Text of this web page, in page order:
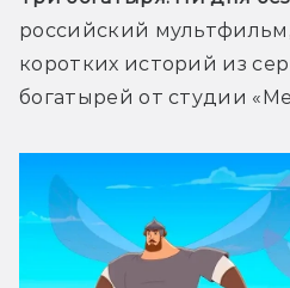
российский
коротких историй из
богатырей от студии